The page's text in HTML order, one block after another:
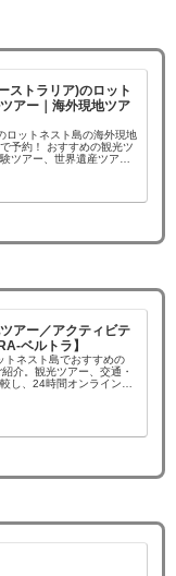
ストラリア)のロット
アー｜海外現地ツア
ロットネスト島の海外現地
予約！ おすすめの観光ツ
ツアー、世界遺産ツアー
アー／アクティビテ
ベルトラ】
トネスト島でおすすめの
介。観光ツアー、交通・
し、24時間オンライン予